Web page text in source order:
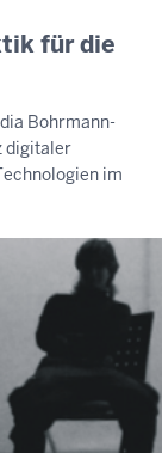
für die
Bohrmann-
digitaler
im